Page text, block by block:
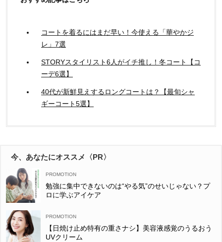
コートを着るにはまだ早い！今使える「華やかジ
レ」7選
STORYスタイリスト6人がイチ推し！冬コート【コ
ーデ6選】
40代が新鮮見えするロングコートは？【最旬シャ
ギーコート5選】
今、あなたにオススメ〈PR〉
勉強に集中できないのは“やる気”のせいじゃない？プ
ロに学ぶアイケア
【日焼け止め特有の重さナシ】美容液感覚のうるおう
UVクリーム